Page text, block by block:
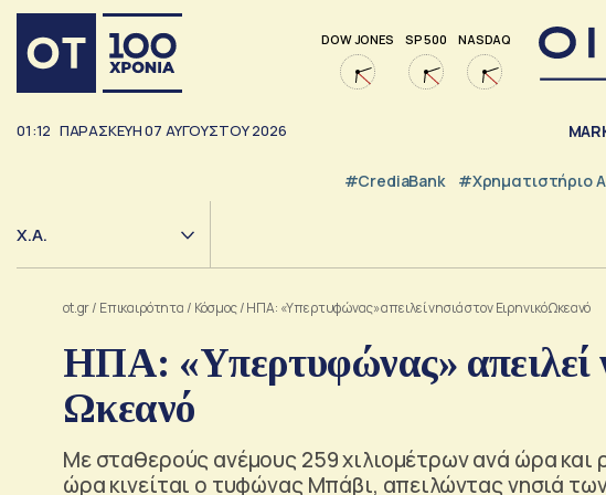
DOW JONES SP 500 NASDAQ
01:12 ΠΑΡΑΣΚΕΥΗ07 ΑΥΓΟΥΣΤΟΥ2026
#CrediaBank #Χρηματιστήριο
Χ.Α.
ot.gr/ Επικαιρότητα / Κόσμος/ΗΠΑ: «Υπερτυφώνας» απειλεί νησιά στον Ειρηνικό Ωκεανό
ΗΠΑ: «Υπερτυφώνας» απειλεί
Ωκεανό
Με σταθερούς ανέμους 259 χιλιομέτρων ανά ώρα και
ώρα κινείται ο τυφώνας Μπάβι, απειλώντας νησιά